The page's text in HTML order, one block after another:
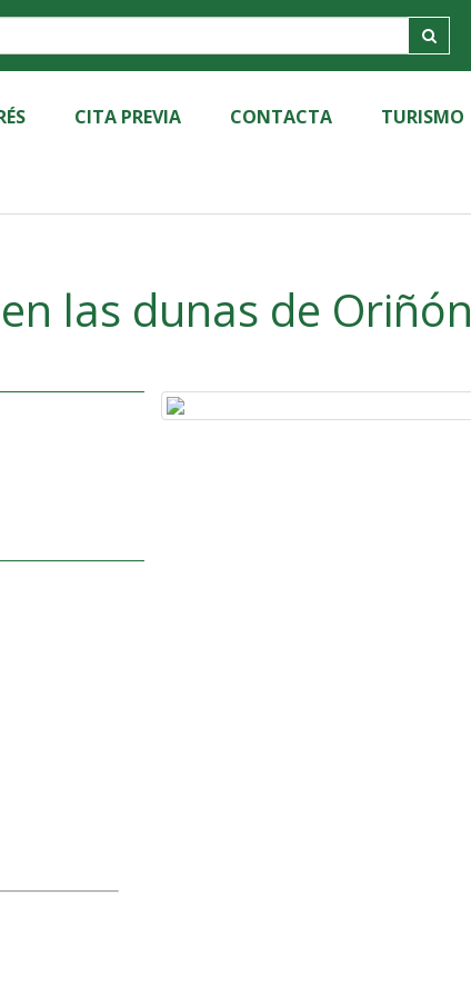
CITA PREVIA CONTACTA TURISMO
las dunas de Oriñón